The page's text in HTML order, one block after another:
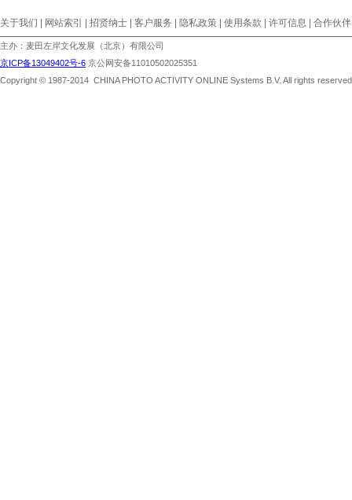
关于我们 | 网站索引 | 招贤纳士 | 客户服务 | 隐私政策 | 使用条款 | 许可信息 | 合作伙伴
主办：麦田左岸文化发展（北京）有限公司
京ICP备13049402号-6 京公网安备11010502025351
Copyright © 1987-2014 CHINA PHOTO ACTIVITY ONLINE Systems B.V. All rights